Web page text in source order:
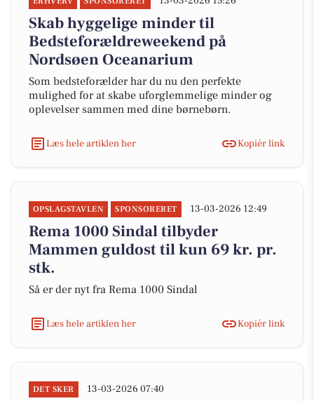
Skab hyggelige minder til
Bedsteforældreweekend på
Nordsøen Oceanarium
Som bedsteforælder har du nu den perfekte
mulighed for at skabe uforglemmelige minder og
oplevelser sammen med dine børnebørn.
Læs hele artiklen her Kopiér link
OPSLAGSTAVLEN SPONSORERET 13-03-2026 12:49
Rema 1000 Sindal tilbyder
Mammen guldost til kun 69 kr. pr.
stk.
Så er der nyt fra Rema 1000 Sindal
Læs hele artiklen her Kopiér link
DET SKER 13-03-2026 07:40